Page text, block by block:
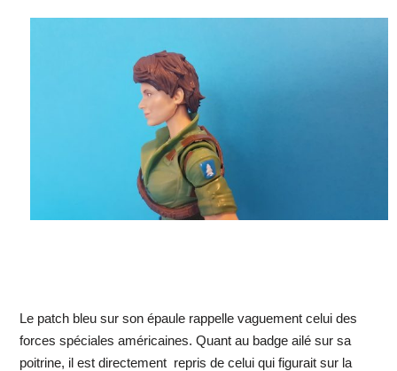
Le patch bleu sur son épaule rappelle vaguement celui des
forces spéciales américaines. Quant au badge ailé sur sa
poitrine, il est directement repris de celui qui figurait sur la